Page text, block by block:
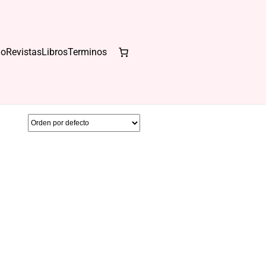
RevistasLibrosTerminos